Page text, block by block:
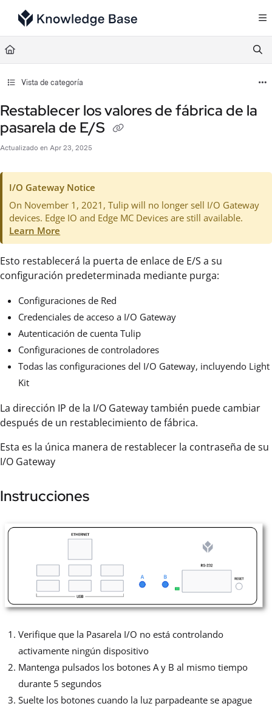
Documentation Index
Fetch the complete documentation index at:
Use this file to discover all available pages before exploring further.
Vista de categoría
Restablecer los valores de fábrica de la
pasarela de E/S
Actualizado en Apr 23, 2025
I/O Gateway Notice
On November 1, 2021, Tulip will no longer sell I/O Gateway
devices. Edge IO and Edge MC Devices are still available.
Learn More
Esto restablecerá la puerta de enlace de E/S a su
configuración predeterminada mediante purga:
Configuraciones de Red
Credenciales de acceso a I/O Gateway
Autenticación de cuenta Tulip
Configuraciones de controladores
Todas las configuraciones del I/O Gateway, incluyendo Light
Kit
La dirección IP de la I/O Gateway también puede cambiar
después de un restablecimiento de fábrica.
Esta es la única manera de restablecer la contraseña de su
I/O Gateway
Instrucciones
Verifique que la Pasarela I/O no está controlando
activamente ningún dispositivo
Mantenga pulsados los botones A y B al mismo tiempo
durante 5 segundos
Suelte los botones cuando la luz parpadeante se apague